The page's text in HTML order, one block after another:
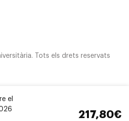
el
217,80€
Tots els drets reservats